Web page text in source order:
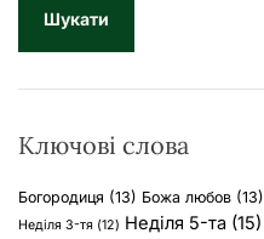
к
Ключові слова
Богородиця (13) Божа любов (13)
Неділя 3-тя (12) Неділя 5-та (15)